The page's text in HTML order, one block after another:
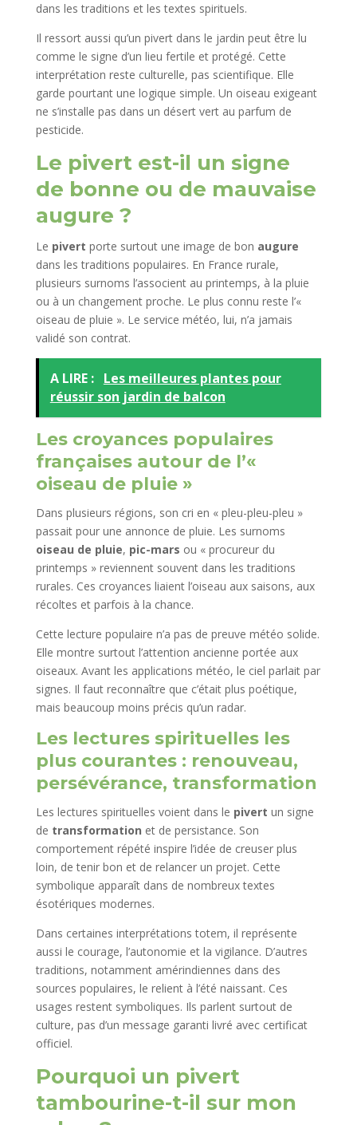
dans les traditions et les textes spirituels.
Il ressort aussi qu’un pivert dans le jardin peut être lu
comme le signe d’un lieu fertile et protégé. Cette
interprétation reste culturelle, pas scientifique. Elle
garde pourtant une logique simple. Un oiseau exigeant
ne s’installe pas dans un désert vert au parfum de
pesticide.
Le pivert est-il un signe
de bonne ou de mauvaise
augure ?
Le pivert porte surtout une image de bon augure
dans les traditions populaires. En France rurale,
plusieurs surnoms l’associent au printemps, à la pluie
ou à un changement proche. Le plus connu reste l’«
oiseau de pluie ». Le service météo, lui, n’a jamais
validé son contrat.
A LIRE : Les meilleures plantes pour
réussir son jardin de balcon
Les croyances populaires
françaises autour de l’«
oiseau de pluie »
Dans plusieurs régions, son cri en « pleu-pleu-pleu »
passait pour une annonce de pluie. Les surnoms
oiseau de pluie, pic-mars ou « procureur du
printemps » reviennent souvent dans les traditions
rurales. Ces croyances liaient l’oiseau aux saisons, aux
récoltes et parfois à la chance.
Cette lecture populaire n’a pas de preuve météo solide.
Elle montre surtout l’attention ancienne portée aux
oiseaux. Avant les applications météo, le ciel parlait par
signes. Il faut reconnaître que c’était plus poétique,
mais beaucoup moins précis qu’un radar.
Les lectures spirituelles les
plus courantes : renouveau,
persévérance, transformation
Les lectures spirituelles voient dans le pivert un signe
de transformation et de persistance. Son
comportement répété inspire l’idée de creuser plus
loin, de tenir bon et de relancer un projet. Cette
symbolique apparaît dans de nombreux textes
ésotériques modernes.
Dans certaines interprétations totem, il représente
aussi le courage, l’autonomie et la vigilance. D’autres
traditions, notamment amérindiennes dans des
sources populaires, le relient à l’été naissant. Ces
usages restent symboliques. Ils parlent surtout de
culture, pas d’un message garanti livré avec certificat
officiel.
Pourquoi un pivert
tambourine-t-il sur mon